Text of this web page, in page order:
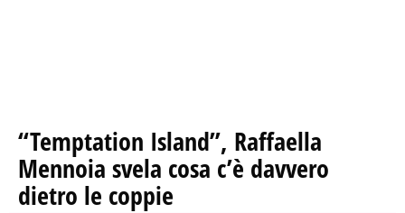
“Temptation Island”, Raffaella
Mennoia svela cosa c’è davvero
dietro le coppie